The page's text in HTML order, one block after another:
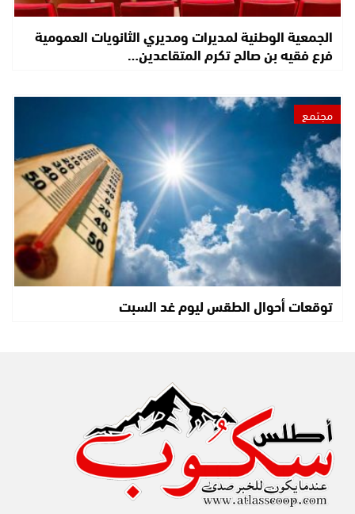
الجمعية الوطنية لمديرات ومديري الثانويات العمومية
فرع فقيه بن صالح تكرم المتقاعدين…
مجتمع
توقعات أحوال الطقس ليوم غد السبت